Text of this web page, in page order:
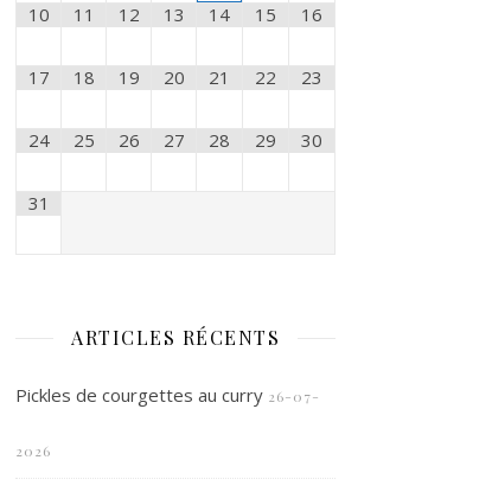
10 11 12 13 14 15 16
17 18 19 20 21 22 23
24 25 26 27 28 29 30
31
ARTICLES RÉCENTS
Pickles de courgettes au curry 26-07-
2026